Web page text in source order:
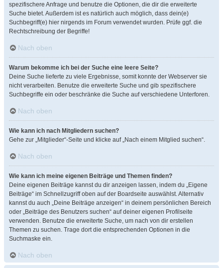
spezifischere Anfrage und benutze die Optionen, die dir die erweiterte
Suche bietet. Außerdem ist es natürlich auch möglich, dass dein(e)
Suchbegriff(e) hier nirgends im Forum verwendet wurden. Prüfe ggf. die
Rechtschreibung der Begriffe!
Nach oben
Warum bekomme ich bei der Suche eine leere Seite?
Deine Suche lieferte zu viele Ergebnisse, somit konnte der Webserver sie
nicht verarbeiten. Benutze die erweiterte Suche und gib spezifischere
Suchbegriffe ein oder beschränke die Suche auf verschiedene Unterforen.
Nach oben
Wie kann ich nach Mitgliedern suchen?
Gehe zur „Mitglieder“-Seite und klicke auf „Nach einem Mitglied suchen“.
Nach oben
Wie kann ich meine eigenen Beiträge und Themen finden?
Deine eigenen Beiträge kannst du dir anzeigen lassen, indem du „Eigene
Beiträge“ im Schnellzugriff oben auf der Boardseite auswählst. Alternativ
kannst du auch „Deine Beiträge anzeigen“ in deinem persönlichen Bereich
oder „Beiträge des Benutzers suchen“ auf deiner eigenen Profilseite
verwenden. Benutze die erweiterte Suche, um nach von dir erstellen
Themen zu suchen. Trage dort die entsprechenden Optionen in die
Suchmaske ein.
Nach oben